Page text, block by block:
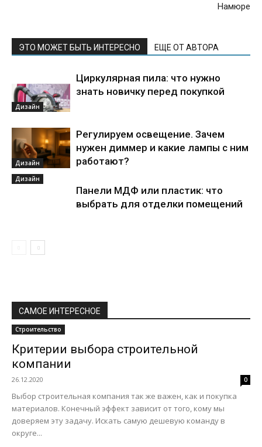
Намюре
ЭТО МОЖЕТ БЫТЬ ИНТЕРЕСНО ЕЩЕ ОТ АВТОРА
Дизайн
Циркулярная пила: что нужно
знать новичку перед покупкой
Дизайн
Регулируем освещение. Зачем
нужен диммер и какие лампы с ним
работают?
Дизайн
Панели МДФ или пластик: что
выбрать для отделки помещений
САМОЕ ИНТЕРЕСНОЕ
Строительство
Критерии выбора строительной
компании
26.12.2020 0
Выбор строительная компания так же важен, как и покупка
материалов. Конечный эффект зависит от того, кому мы
доверяем эту задачу. Искать самую дешевую команду в
округе...